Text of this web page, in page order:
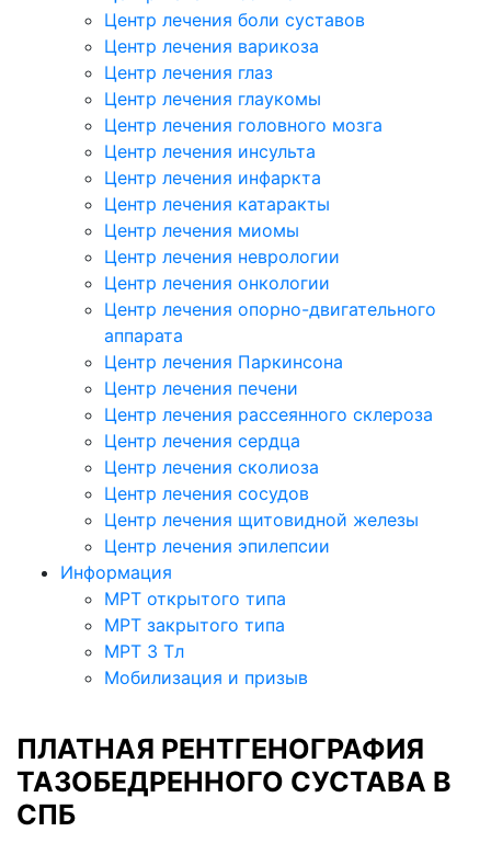
Центр лечения боли суставов
Центр лечения варикоза
Центр лечения глаз
Центр лечения глаукомы
Центр лечения головного мозга
Центр лечения инсульта
Центр лечения инфаркта
Центр лечения катаракты
Центр лечения миомы
Центр лечения неврологии
Центр лечения онкологии
Центр лечения опорно-двигательного
аппарата
Центр лечения Паркинсона
Центр лечения печени
Центр лечения рассеянного склероза
Центр лечения сердца
Центр лечения сколиоза
Центр лечения сосудов
Центр лечения щитовидной железы
Центр лечения эпилепсии
Информация
МРТ открытого типа
МРТ закрытого типа
МРТ 3 Тл
Мобилизация и призыв
ПЛАТНАЯ РЕНТГЕНОГРАФИЯ
ТАЗОБЕДРЕННОГО СУСТАВА В
СПБ